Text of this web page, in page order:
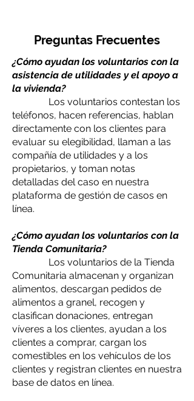
Preguntas Frecuentes
¿Cómo ayudan los voluntarios con la
asistencia de utilidades y el apoyo a
la vivienda?
Los voluntarios contestan los
teléfonos, hacen referencias, hablan
directamente con los clientes para
evaluar su elegibilidad, llaman a las
compañía de utilidades y a los
propietarios, y toman notas
detalladas del caso en nuestra
plataforma de gestión de casos en
línea.
¿Cómo ayudan los voluntarios con la
Tienda Comunitaria?
Los voluntarios de la Tienda
Comunitaria almacenan y organizan
alimentos, descargan pedidos de
alimentos a granel, recogen y
clasifican donaciones, entregan
víveres a los clientes, ayudan a los
clientes a comprar, cargan los
comestibles en los vehículos de los
clientes y registran clientes en nuestra
base de datos en línea.